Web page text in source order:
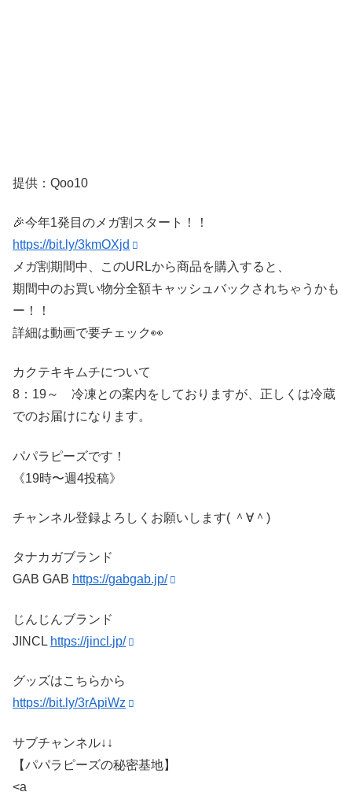
提供：Qoo10
🎉今年1発目のメガ割スタート！！
https://bit.ly/3kmOXjd
メガ割期間中、このURLから商品を購入すると、
期間中のお買い物分全額キャッシュバックされちゃうかも
ー！！
詳細は動画で要チェック👀
カクテキキムチについて
8：19～ 冷凍との案内をしておりますが、正しくは冷蔵
でのお届けになります。
パパラピーズです！
《19時〜週4投稿》
チャンネル登録よろしくお願いします( ＾∀＾)
タナカガブランド
GAB GAB https://gabgab.jp/
じんじんブランド
JINCL https://jincl.jp/
グッズはこちらから
https://bit.ly/3rApiWz
サブチャンネル↓↓
【パパラピーズの秘密基地】
<a